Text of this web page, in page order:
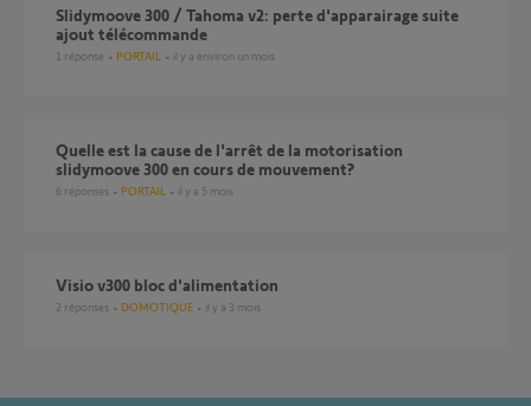
Slidymoove 300 / Tahoma v2: perte d'apparairage suite
ajout télécommande
1 réponse PORTAIL il y a environ un mois
Quelle est la cause de l'arrêt de la motorisation
slidymoove 300 en cours de mouvement?
6 réponses PORTAIL il y a 5 mois
Visio v300 bloc d'alimentation
2 réponses DOMOTIQUE il y a 3 mois